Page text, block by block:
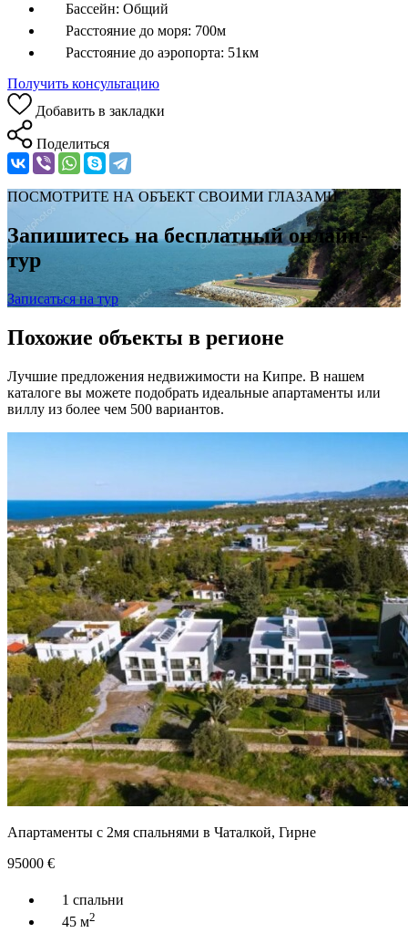
Бассейн: Общий
Расстояние до моря: 700м
Расстояние до аэропорта: 51км
Получить консультацию
Добавить в закладки
Поделиться
ПОСМОТРИТЕ НА ОБЪЕКТ СВОИМИ ГЛАЗАМИ
Запишитесь на бесплатный онлайн-
тур
Записаться на тур
Похожие объекты в регионе
Лучшие предложения недвижимости на Кипре. В нашем
каталоге вы можете подобрать идеальные апартаменты или
виллу из более чем 500 вариантов.
Апартаменты с 2мя спальнями в Чаталкой, Гирне
95000 €
1 спальни
45 м2